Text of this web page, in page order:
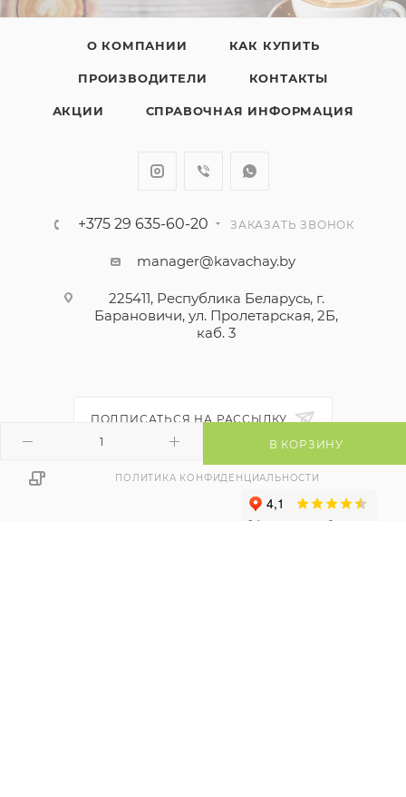
В КОРЗИНУ
О КОМПАНИИ КАК КУПИТЬ
ПРОИЗВОДИТЕЛИ КОНТАКТЫ
АКЦИИ СПРАВОЧНАЯ ИНФОРМАЦИЯ
+375 29 635-60-20 ЗАКАЗАТЬ ЗВОНОК
manager@kavachay.by
225411, Республика Беларусь, г.
Барановичи, ул. Пролетарская, 2Б,
каб. 3
ПОДПИСАТЬСЯ НА РАССЫЛКУ
ПОЛИТИКА КОНФИДЕНЦИАЛЬНОСТИ